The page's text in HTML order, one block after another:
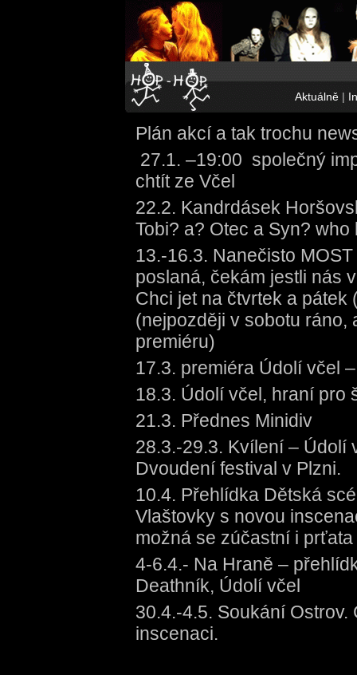
Aktuálně|
Plán akcí a tak trochu
27.1. –19:00 společný
chtít ze Včel
22.2. Kandrdásek
Tobi? a? Otec a Syn? who
13.-16.3. Nanečisto
poslaná, čekám jestli nás
Chci jet na čtvrtek a
(nejpozději v sobotu ráno,
premiéru)
17.3. premiéra Údolí včel
18.3. Údolí včel, hraní pro
21.3. Přednes Minidiv
28.3.-29.3. Kvílení – Údolí
Dvoudení festival v Plzni.
10.4. Přehlídka Dětská
Vlaštovky s novou
možná se zúčastní i
4-6.4.- Na Hraně –
Deathník, Údolí včel
30.4.-4.5. Soukání
inscenaci.